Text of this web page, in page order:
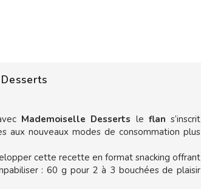
Mademoiselle Desserts le flans’inscrit
aux nouveaux modes de consommation plus
cette recette en format snacking offrant
: 60 g pour 2 à 3 bouchées de plaisir